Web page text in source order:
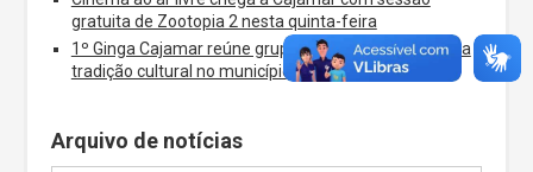
gratuita de Zootopia 2 nesta quinta-feira
1º Ginga Cajamar reúne grupos de capoeira e celebra
tradição cultural no município
Arquivo de notícias